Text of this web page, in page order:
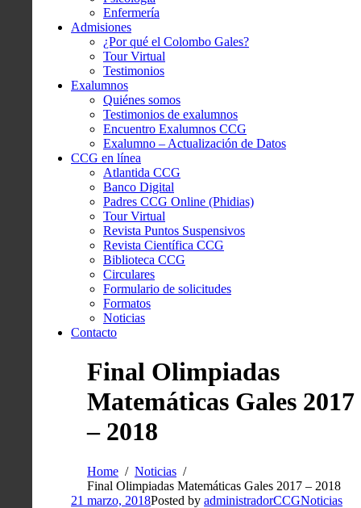
Enfermería
Admisiones
¿Por qué el Colombo Gales?
Tour Virtual
Testimonios
Exalumnos
Quiénes somos
Testimonios de exalumnos
Encuentro Exalumnos CCG
Exalumno – Actualización de Datos
CCG en línea
Atlantida CCG
Banco Digital
Padres CCG Online (Phidias)
Tour Virtual
Revista Puntos Suspensivos
Revista Científica CCG
Biblioteca CCG
Circulares
Formulario de solicitudes
Formatos
Noticias
Contacto
Final Olimpiadas
Matemáticas Gales 2017
– 2018
Home
Noticias
Final Olimpiadas Matemáticas Gales 2017 – 2018
21 marzo, 2018Posted by administradorCCGNoticias